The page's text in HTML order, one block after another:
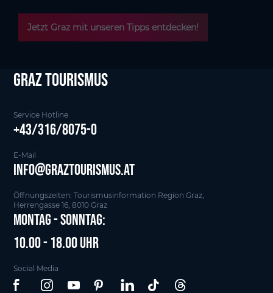
Jetzt Graz mit unseren Tipps entdecken!
Graz tourismus
Service Hotline
+43/316/8075-0
E-Mail
info@graztourismus.at
Öffnungszeiten: Tourismusinformation Region Graz,
Herrengasse 16, 8010 Graz
Montag - Sonntag:
10.00 - 18.00 Uhr
Social Media